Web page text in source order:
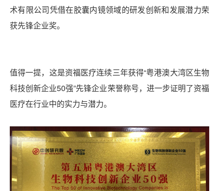
术有限公司凭借在胶囊内镜领域的研发创新和发展潜力荣
获先锋企业奖。
值得一提，这是资福医疗连续三年获得“粤港澳大湾区生物
科技创新企业50强”先锋企业荣誉称号，进一步证明了资福
医疗在行业中的实力与潜力。